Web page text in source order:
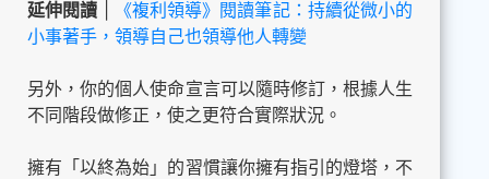
延伸閱讀
《複利領導》閱讀筆記：持續從微小的
小事著手，領導自己也領導他人轉變
另外，你的個人使命宣言可以隨時修訂，根據人生
不同階段做修正，使之更符合實際狀況。
擁有「以終為始」的習慣讓你擁有指引的燈塔，不